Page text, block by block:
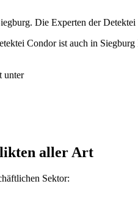
Die Experten der
Condor ist auch in
unter
aller Art
Sektor: